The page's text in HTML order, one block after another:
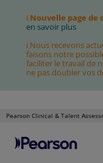
ℹ Nouvelle page de
en savoir plus
ℹ Nous recevons
faisons notre
faciliter le travail de
ne pas doubler vos
Pearson Clinical & Talent
Allez